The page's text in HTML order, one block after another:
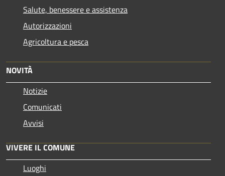
Salute, benessere e assistenza
Autorizzazioni
Agricoltura e pesca
NOVITÀ
Notizie
Comunicati
Avvisi
VIVERE IL COMUNE
Luoghi